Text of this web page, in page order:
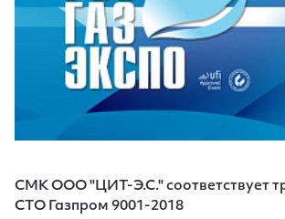
СМК ООО "ЦИТ-Э.С." соответствует
СТО Газпром 9001-2018